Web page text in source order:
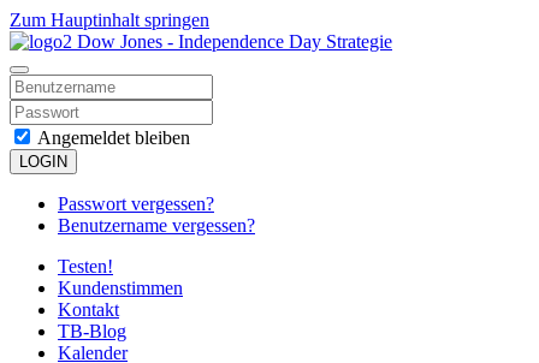
Zum Hauptinhalt springen
Angemeldet bleiben
LOGIN
Passwort vergessen?
Benutzername vergessen?
Testen!
Kundenstimmen
Kontakt
TB-Blog
Kalender